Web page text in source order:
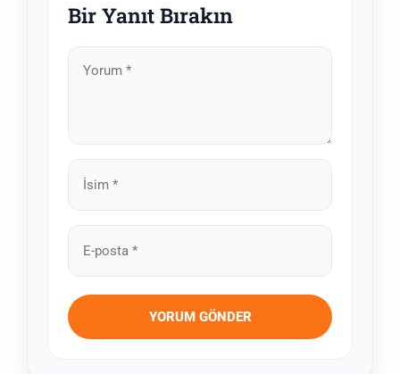
Bir Yanıt Bırakın